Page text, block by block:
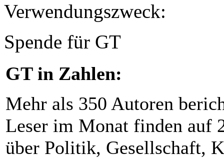
Verwendungszweck:
Spende für GT
GT in Zahlen:
Mehr als 350 Autoren
Leser im Monat finden auf
über Politik, Gesellschaft,